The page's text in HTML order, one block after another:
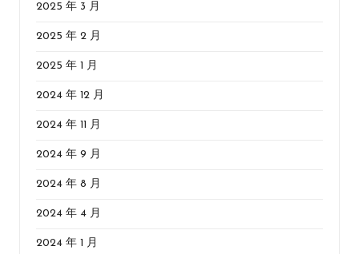
2025 年 3 月
2025 年 2 月
2025 年 1 月
2024 年 12 月
2024 年 11 月
2024 年 9 月
2024 年 8 月
2024 年 4 月
2024 年 1 月